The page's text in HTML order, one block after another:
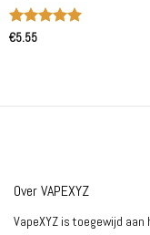
Gewaardeerd
€5.55
Over VAPEXYZ
VapeXYZ is toegewijd